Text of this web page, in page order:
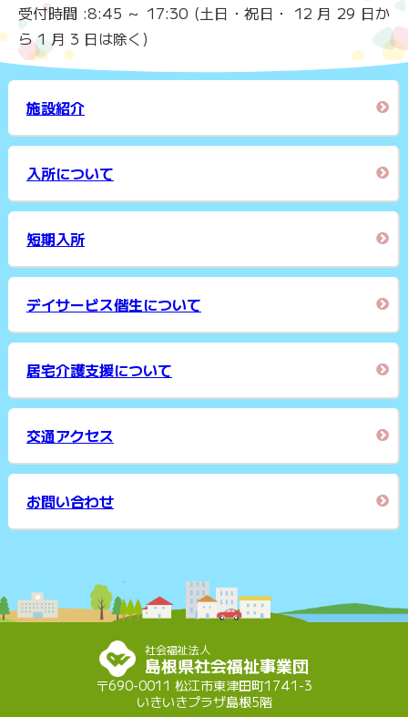
受付時間 :8:45 ～ 17:30 (土日・祝日・ 12 月 29 日か
ら 1 月 3 日は除く)
施設紹介
入所について
短期入所
デイサービス偕生について
居宅介護支援について
交通アクセス
お問い合わせ
社会福祉法人
島根県社会福祉事業団
〒690-0011 松江市東津田町1741-3
いきいきプラザ島根5階